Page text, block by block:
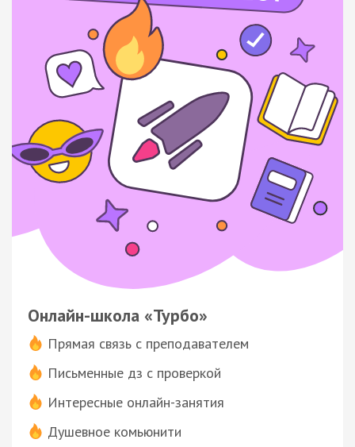
Онлайн-школа «Турбо»
Прямая связь с преподавателем
Письменные дз с проверкой
Интересные онлайн-занятия
Душевное комьюнити